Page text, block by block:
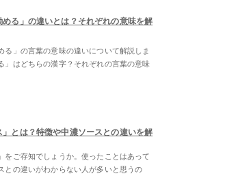
める」の違いとは？それぞれの意味を解
る」の言葉の意味の違いについて解説しま
」はどちらの漢字？それぞれの言葉の意味
」とは？特徴や中濃ソースとの違いを解
をご存知でしょうか。使ったことはあって
との違いがわからない人が多いと思うの